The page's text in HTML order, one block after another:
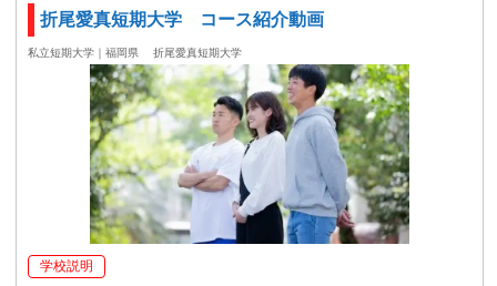
折尾愛真短期大学 コース紹介動画
私立短期大学｜福岡県 折尾愛真短期大学
学校説明